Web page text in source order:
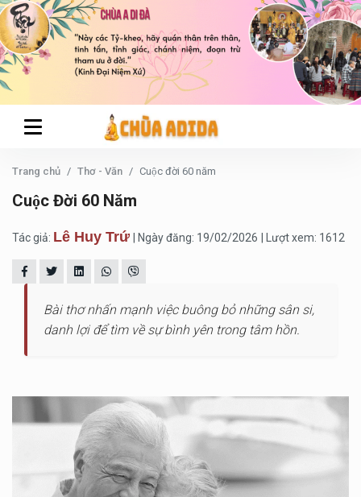
Trang chủ Thơ - Văn Cuộc đời 60 năm
Cuộc Đời 60 Năm
Tác giả: Lê Huy Trứ | Ngày đăng: 19/02/2026 | Lượt xem: 1612
Bài thơ nhấn mạnh việc buông bỏ những sân si,
danh lợi để tìm về sự bình yên trong tâm hồn.